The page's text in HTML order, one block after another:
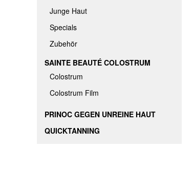
Junge Haut
Specials
Zubehör
SAINTE BEAUTÉ COLOSTRUM
Colostrum
Colostrum Film
PRINOC GEGEN UNREINE HAUT
QUICKTANNING